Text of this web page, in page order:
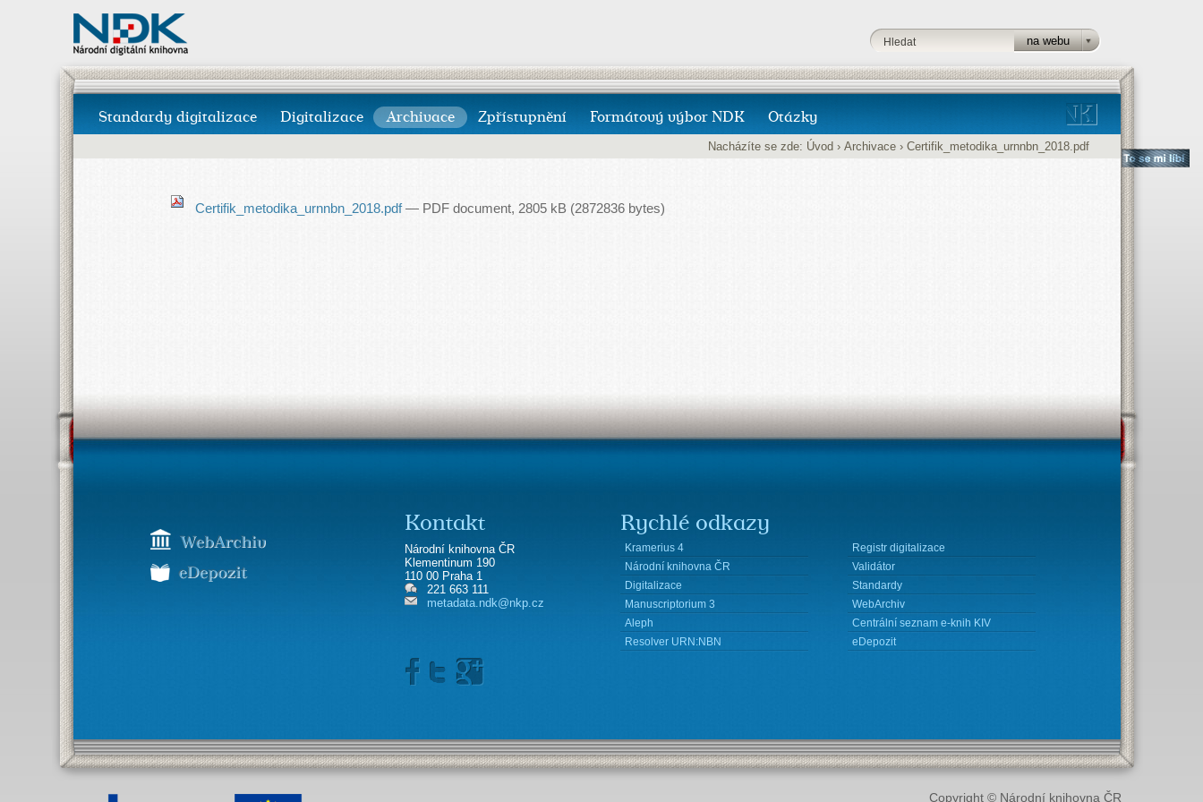
Standardy digitalizace Digitalizace Archivace Zpřístupnění Formátový výbor NDK Otázky
Nacházíte se zde: Úvod › Archivace › Certifik_metodika_urnnbn_2018.pdf
Certifik_metodika_urnnbn_2018.pdf— PDF document, 2805 kB (2872836 bytes)
Kontakt
Národní knihovna ČR
Klementinum 190
110 00 Praha 1
221 663 111
metadata.ndk@nkp.cz
Rychlé odkazy
Kramerius 4
Registr digitalizace
Národní knihovna ČR
Validátor
Digitalizace
Standardy
Manuscriptorium 3
WebArchiv
Aleph
Centrální seznam e-knih KIV
Resolver URN:NBN
eDepozit
Copyright © Národní knihovna ČR